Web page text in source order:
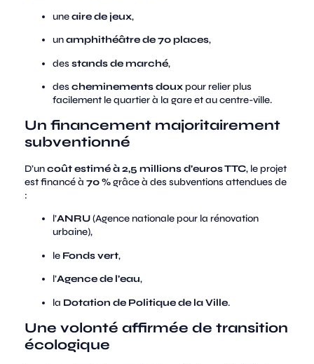
uneaire de jeux,
unamphithéâtre de 70 places,
desstands de marché,
descheminements douxpour relier plus
facilement le quartier à la gare et au centre-ville.
Un financement majoritairement
subventionné
D’uncoût estimé à 2,5 millions d’euros TTC, le projet
est financé à 70 %grâce à des subventions attendues de
:
l’ANRU(Agence nationale pour la rénovation
urbaine),
le Fonds vert,
l’Agence de l’eau,
la Dotation de Politique de la Ville.
Une volonté affirmée de transition
écologique